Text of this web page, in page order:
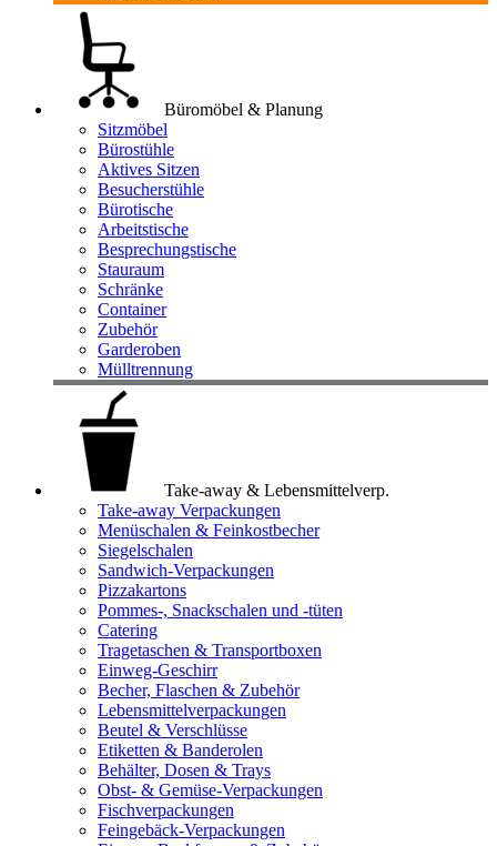
Büromöbel & Planung
Sitzmöbel
Bürostühle
Aktives Sitzen
Besucherstühle
Bürotische
Arbeitstische
Besprechungstische
Stauraum
Schränke
Container
Zubehör
Garderoben
Mülltrennung
Take-away & Lebensmittelverp.
Take-away Verpackungen
Menüschalen & Feinkostbecher
Siegelschalen
Sandwich-Verpackungen
Pizzakartons
Pommes-, Snackschalen und -tüten
Catering
Tragetaschen & Transportboxen
Einweg-Geschirr
Becher, Flaschen & Zubehör
Lebensmittelverpackungen
Beutel & Verschlüsse
Etiketten & Banderolen
Behälter, Dosen & Trays
Obst- & Gemüse-Verpackungen
Fischverpackungen
Feingebäck-Verpackungen